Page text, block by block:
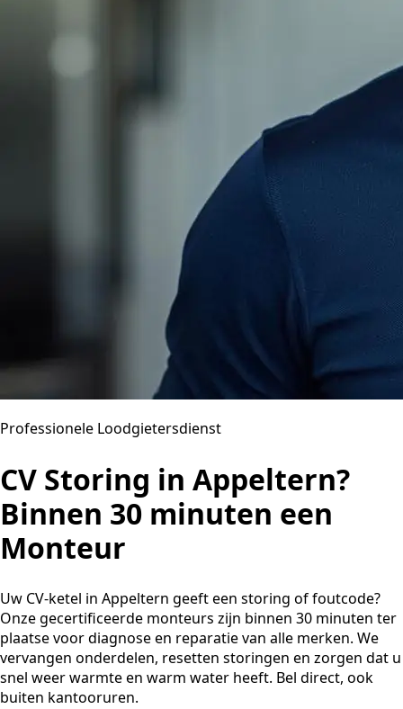
Professionele Loodgietersdienst
CV Storing in Appeltern?
Binnen 30 minuten een
Monteur
Uw CV-ketel in Appeltern geeft een storing of foutcode?
Onze gecertificeerde monteurs zijn binnen 30 minuten ter
plaatse voor diagnose en reparatie van alle merken. We
vervangen onderdelen, resetten storingen en zorgen dat u
snel weer warmte en warm water heeft. Bel direct, ook
buiten kantooruren.